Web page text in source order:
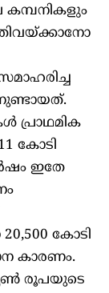
പ്രാഥമിക
കോടി
ഇതേ
കോടി
കാരണം.
രൂപയുടെ